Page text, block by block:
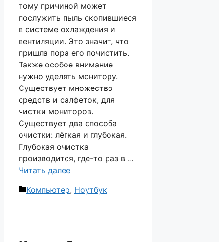
тому причиной может
послужить пыль скопившиеся
в системе охлаждения и
вентиляции. Это значит, что
пришла пора его почистить.
Также особое внимание
нужно уделять монитору.
Существует множество
средств и салфеток, для
чистки мониторов.
Существует два способа
очистки: лёгкая и глубокая.
Глубокая очистка
производится, где-то раз в …
Читать далее
Рубрики
Компьютер, Ноутбук